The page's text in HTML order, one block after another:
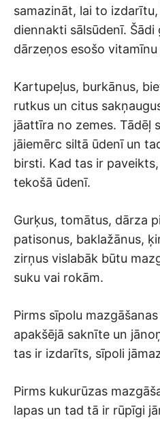
samazināt, lai to
diennakti sālsūdenī. Šādi
dārzeņos esošo
Kartupeļus, burkānus,
rutkus un citus
jāattīra no zemes. Tādēļ
jāiemērc siltā ūdenī un
birsti. Kad tas ir
tekošā ūdenī.
Gurķus, tomātus, dārza
patisonus, baklažānus,
zirņus vislabāk būtu
suku vai rokām.
Pirms sīpolu
apakšējā saknīte un
tas ir izdarīts, sīpoli
Pirms kukurūzas
lapas un tad tā ir rūpīgi